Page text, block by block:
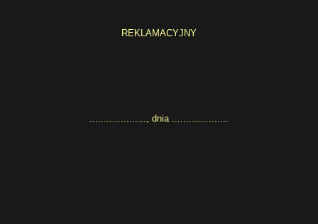
REKLAMACYJNY
...................., dnia ....................